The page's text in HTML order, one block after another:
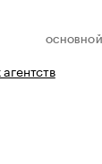
ОСНОВНОЙ